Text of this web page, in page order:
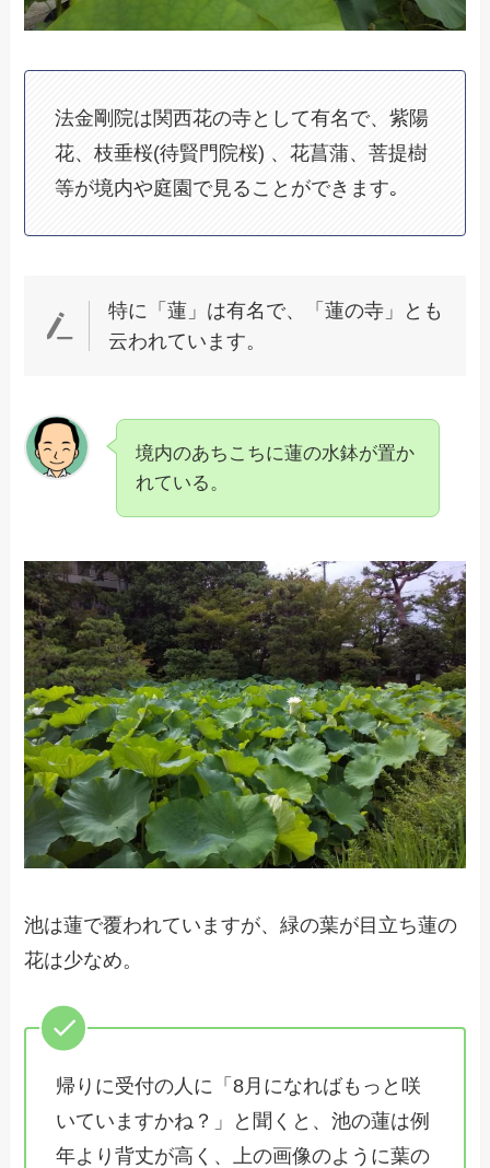
法金剛院は関西花の寺として有名で、紫陽
花、枝垂桜(待賢門院桜) 、花菖蒲、菩提樹
等が境内や庭園で見ることができます｡
特に「蓮」は有名で、「蓮の寺」とも
云われています。
境内のあちこちに蓮の水鉢が置か
れている。
池は蓮で覆われていますが、緑の葉が目立ち蓮の
花は少なめ。
帰りに受付の人に「8月になればもっと咲
いていますかね？」と聞くと、池の蓮は例
年より背丈が高く、上の画像のように葉の